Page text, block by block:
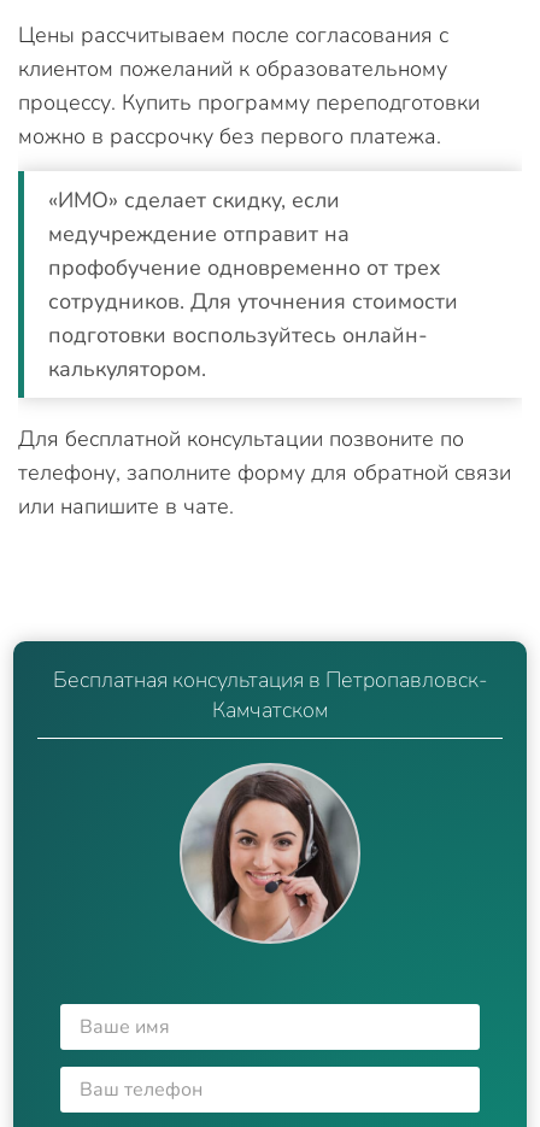
Цены рассчитываем после согласования с
клиентом пожеланий к образовательному
процессу. Купить программу переподготовки
можно в рассрочку без первого платежа.
«ИМО» сделает скидку, если
медучреждение отправит на
профобучение одновременно от трех
сотрудников. Для уточнения стоимости
подготовки воспользуйтесь онлайн-
калькулятором.
Для бесплатной консультации позвоните по
телефону, заполните форму для обратной связи
или напишите в чате.
Бесплатная консультация в Петропавловск-
Камчатском